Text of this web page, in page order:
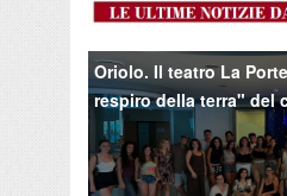
Oriolo. Il teatro La
respiro della terra" del